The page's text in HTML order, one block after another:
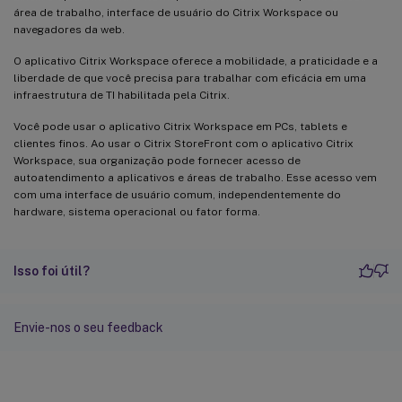
área de trabalho, interface de usuário do Citrix Workspace ou
navegadores da web.
O aplicativo Citrix Workspace oferece a mobilidade, a praticidade e a
liberdade de que você precisa para trabalhar com eficácia em uma
infraestrutura de TI habilitada pela Citrix.
Você pode usar o aplicativo Citrix Workspace em PCs, tablets e
clientes finos. Ao usar o Citrix StoreFront com o aplicativo Citrix
Workspace, sua organização pode fornecer acesso de
autoatendimento a aplicativos e áreas de trabalho. Esse acesso vem
com uma interface de usuário comum, independentemente do
hardware, sistema operacional ou fator forma.
Isso foi útil?
Envie-nos o seu feedback